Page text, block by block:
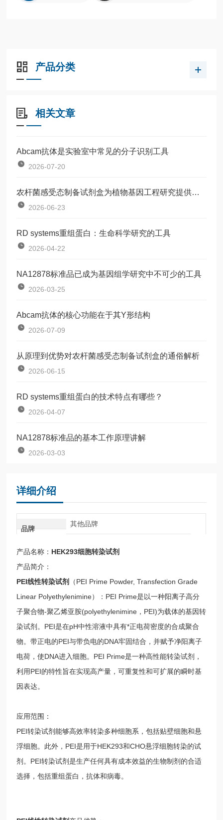
产品分类
相关文章
Abcam抗体是实验室中常见的分子识别工具
2026-07-20
农杆菌感受态制备试剂盒为植物基因工程研究提供了一种标准化工具
2026-06-23
RD systems重组蛋白：生命科学研究的工具
2026-04-22
NA12878标准品已成为基因组学研究中不可少的工具
2026-03-25
Abcam抗体的核心功能在于其Y形结构
2026-07-09
从原理到优势对农杆菌感受态制备试剂盒的通俗解析
2026-06-15
RD systems重组蛋白的技术特点有哪些？
2026-04-07
NA12878标准品的基本工作原理讲解
2026-03-03
详细介绍
品牌
其他品牌
产品名称： HEK293细胞转染试剂
产品简介：
PEI线性转染试剂
（PEI Prime Powder, Transfection Grade
Linear Polyethylenimine）：PEI Prime是以一种阳离子高分
子聚合物-聚乙烯亚胺(polyethylenimine，PEI)为载体的基因转
染试剂。PEI是在pH中性溶液中具有*正电荷密度的合成聚合
物。带正电的PEI与带负电的DNA牢固结合，并赋予净阳离子
电荷，使DNA进入细胞。PEI Prime是一种高性能转染试剂，
利用PEI的特性旨在实现高产量，可重复性和可扩展的瞬时基
因表达。
应用范围：
PEI转染试剂能够高效率转染多种细胞系，包括贴壁细胞和悬
浮细胞。此外，PEI是用于HEK293和CHO悬浮细胞转染的试
剂。PEI转染试剂是生产任何具有成本效益的生物制剂的合适
选择，包括重组蛋白，抗体和病毒。